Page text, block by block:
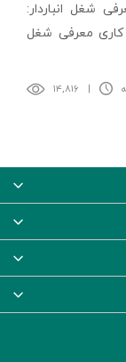
شغل انباردار:
کاری معرفی شغل
۱۴,۸۱۶ |